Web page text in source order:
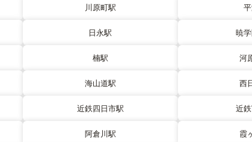
川原町駅
日永駅 暁
楠駅 河
海山道駅 西
近鉄四日市駅 近
阿倉川駅 霞